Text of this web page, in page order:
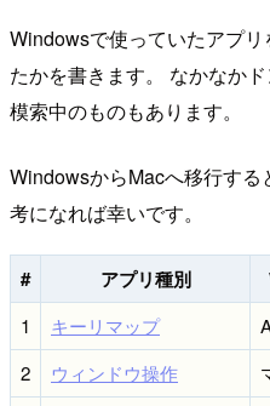
Windowsで使っていたアプ
たかを書きます。 なかなか
模索中のものもあります。
WindowsからMacへ移行す
考になれば幸いです。
# アプリ種別
1 キーリマップ
2
ウィンドウ操作